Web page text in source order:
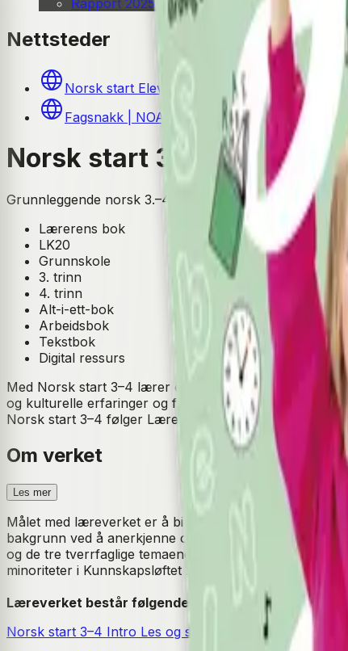
Rapport 2025
Nettsteder
Norsk start Elev- og lærernettsted
Fagsnakk | NOA
Norsk start 3–4 (LK20)
Grunnleggende norsk 3.–4. trinn
Lærerens bok
LK20
Grunnskole
3. trinn
4. trinn
Alt-i-ett-bok
Arbeidsbok
Tekstbok
Digital ressurs
Med Norsk start 3–4 lærer elevene grunnleggende
og kulturelle erfaringer og ferdigheter.
Norsk start 3–4 følger Læreplan i grunnleggende norsk
Om verket
Les mer
Målet med læreverket er å bidra til at alle elevene
bakgrunn ved å anerkjenne og bygge videre på
og de tre tverrfaglige temaene slik de beskrives i LK20.
minoriteter i Kunnskapsløftet 2020. Elever som følger
Læreverket består følgende komponenter:
Norsk start 3–4 Intro Les og skriv bokmål